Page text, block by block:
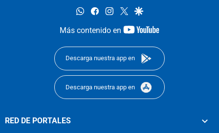
whatsappfacebookinstagram
twittergoogle
Más contenido en
youtube-
Descarga nuestra app en
Descarga nuestra app en
RED DE PORTALES